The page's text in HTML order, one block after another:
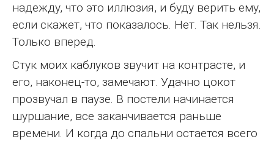
надежду, что это иллюзия, и буду верить ему,
если скажет, что показалось. Нет. Так нельзя.
Только вперед.
Стук моих каблуков звучит на контрасте, и
его, наконец-то, замечают. Удачно цокот
прозвучал в паузе. В постели начинается
шуршание, все заканчивается раньше
времени. И когда до спальни остается всего